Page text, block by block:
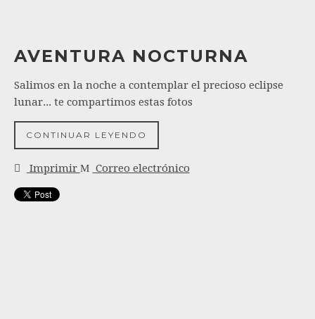
AVENTURA NOCTURNA
Salimos en la noche a contemplar el precioso eclipse
lunar... te compartimos estas fotos
CONTINUAR LEYENDO
Imprimir Correo electrónico